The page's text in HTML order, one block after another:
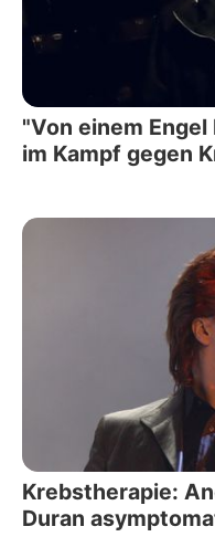
"Von einem
im Kampf gegen
Krebstherapie:
Duran